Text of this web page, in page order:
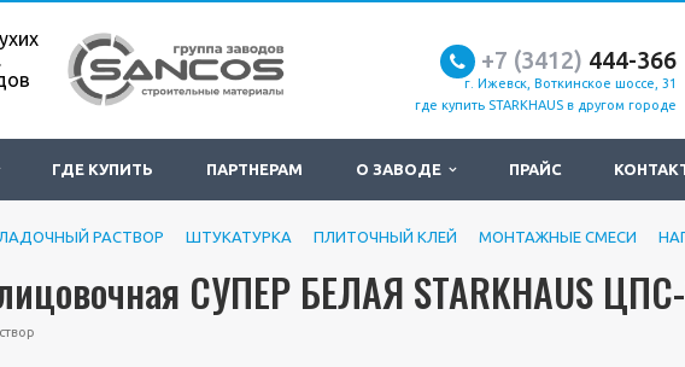
+7 (3412) 444-366
г. Ижевск, Воткинское шоссе, 31
где купить STARKHAUS в другом городе
ГДЕ КУПИТЬ ПАРТНЕРАМ О ЗАВОДЕ ПРАЙС
РАСТВОР ШТУКАТУРКА ПЛИТОЧНЫЙ КЛЕЙ МОНТАЖНЫЕ СМЕСИ
СУПЕР БЕЛАЯ STARKHAUS